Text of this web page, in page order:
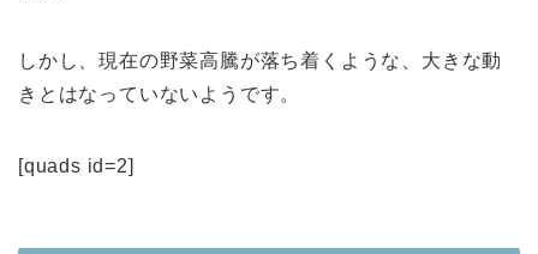
しかし、現在の野菜高騰が落ち着くような、大きな動
きとはなっていないようです。
[quads id=2]